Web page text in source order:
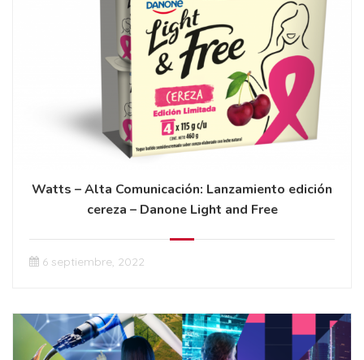
Watts – Alta Comunicación: Lanzamiento edición
cereza – Danone Light and Free
6 septiembre, 2022